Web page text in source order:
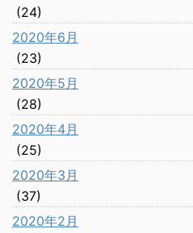
(24)
2020年6月
(23)
2020年5月
(28)
2020年4月
(25)
2020年3月
(37)
2020年2月